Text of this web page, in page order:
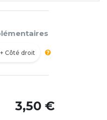
Côté droit
3,50 €